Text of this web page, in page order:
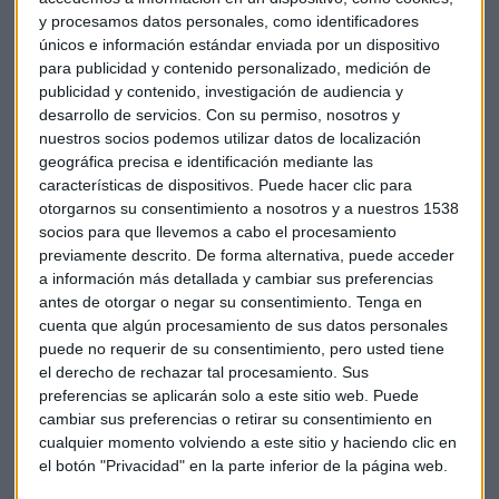
y procesamos datos personales, como identificadores
únicos e información estándar enviada por un dispositivo
para publicidad y contenido personalizado, medición de
publicidad y contenido, investigación de audiencia y
desarrollo de servicios. Con su permiso, nosotros y
nuestros socios podemos utilizar datos de localización
geográfica precisa e identificación mediante las
características de dispositivos. Puede hacer clic para
otorgarnos su consentimiento a nosotros y a nuestros 1538
socios para que llevemos a cabo el procesamiento
previamente descrito. De forma alternativa, puede acceder
a información más detallada y cambiar sus preferencias
antes de otorgar o negar su consentimiento. Tenga en
cuenta que algún procesamiento de sus datos personales
puede no requerir de su consentimiento, pero usted tiene
el derecho de rechazar tal procesamiento. Sus
preferencias se aplicarán solo a este sitio web. Puede
cambiar sus preferencias o retirar su consentimiento en
cualquier momento volviendo a este sitio y haciendo clic en
el botón "Privacidad" en la parte inferior de la página web.
para jóvenes universitarios para lanzar sus proyectos
emprendedores. Un programa con presencia en 51 países y
que finalizará en abril con una final internacional en
Frankfurt (Alemania).
Puedes escuchar el programa completo con la ayuda de
Julio Rodríguez, miembro de la red de mentores de Madrid.